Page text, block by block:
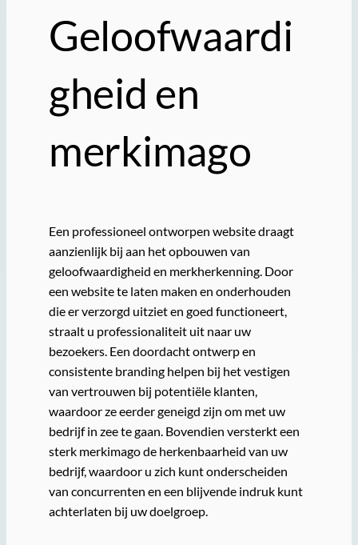
Geloofwaardi
gheid en
merkimago
Een professioneel ontworpen website draagt
aanzienlijk bij aan het opbouwen van
geloofwaardigheid en merkherkenning. Door
een website te laten maken en onderhouden
die er verzorgd uitziet en goed functioneert,
straalt u professionaliteit uit naar uw
bezoekers. Een doordacht ontwerp en
consistente branding helpen bij het vestigen
van vertrouwen bij potentiële klanten,
waardoor ze eerder geneigd zijn om met uw
bedrijf in zee te gaan. Bovendien versterkt een
sterk merkimago de herkenbaarheid van uw
bedrijf, waardoor u zich kunt onderscheiden
van concurrenten en een blijvende indruk kunt
achterlaten bij uw doelgroep.